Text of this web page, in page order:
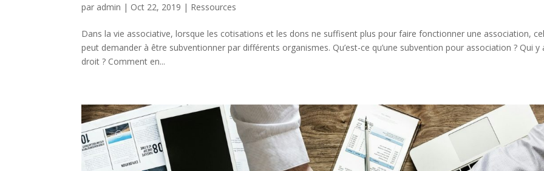
par admin | Oct 22, 2019 | Ressources
Dans la vie associative, lorsque les cotisations et les dons ne suffisent plus pour faire fonctionner une association,
peut demander à être subventionner par différents organismes. Qu’est-ce qu’une subvention pour association ? Qui y
droit ? Comment en...